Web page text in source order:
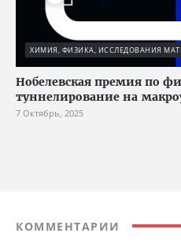
ХИМИЯ, ФИЗИКА, ИССЛЕДОВАНИЯ
Нобелевская премия по
туннелирование на
7 Октябрь, 2025
КОММЕНТАРИИ